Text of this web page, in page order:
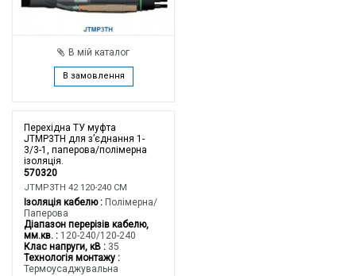
В мій каталог
В замовлення
Перехідна ТУ муфта
JTMP3TH для з’єднання 1-
3/3-1, паперова/полімерна
ізоляція.
570320
JTMP3TH 42 120-240 CM
Ізоляція кабелю
Полімерна/
Паперова
Діапазон перерізів кабелю,
мм.кв.
120-240/120-240
Клас напруги, кВ
35
Технологія монтажу
Термоусаджувальна